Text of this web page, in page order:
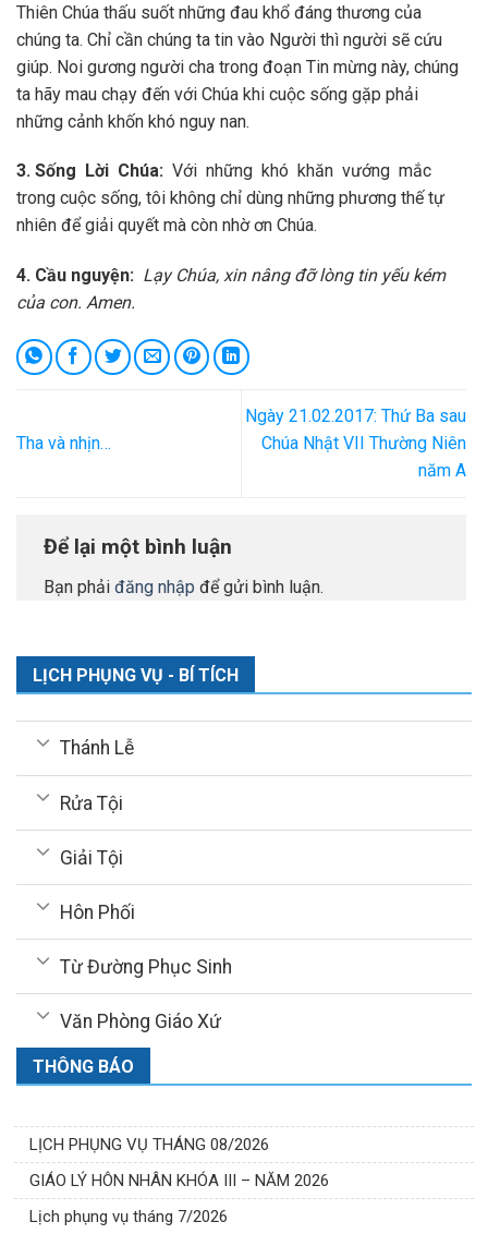
Thiên Chúa thấu suốt những đau khổ đáng thương của
chúng ta. Chỉ cần chúng ta tin vào Người thì người sẽ cứu
giúp. Noi gương người cha trong đoạn Tin mừng này, chúng
ta hãy mau chạy đến với Chúa khi cuộc sống gặp phải
những cảnh khốn khó nguy nan.
3. Sống Lời Chúa: Với những khó khăn vướng mắc
trong cuộc sống, tôi không chỉ dùng những phương thế tự
nhiên để giải quyết mà còn nhờ ơn Chúa.
4. Cầu nguyện: Lạy Chúa, xin nâng đỡ lòng tin yếu kém
của con. Amen.
Tha và nhịn…
Ngày 21.02.2017: Thứ Ba sau
Chúa Nhật VII Thường Niên
năm A
Để lại một bình luận
Bạn phải đăng nhập để gửi bình luận.
LỊCH PHỤNG VỤ - BÍ TÍCH
Thánh Lễ
Rửa Tội
Giải Tội
Hôn Phối
Từ Đường Phục Sinh
Văn Phòng Giáo Xứ
THÔNG BÁO
LỊCH PHỤNG VỤ THÁNG 08/2026
GIÁO LÝ HÔN NHÂN KHÓA III – NĂM 2026
Lịch phụng vụ tháng 7/2026